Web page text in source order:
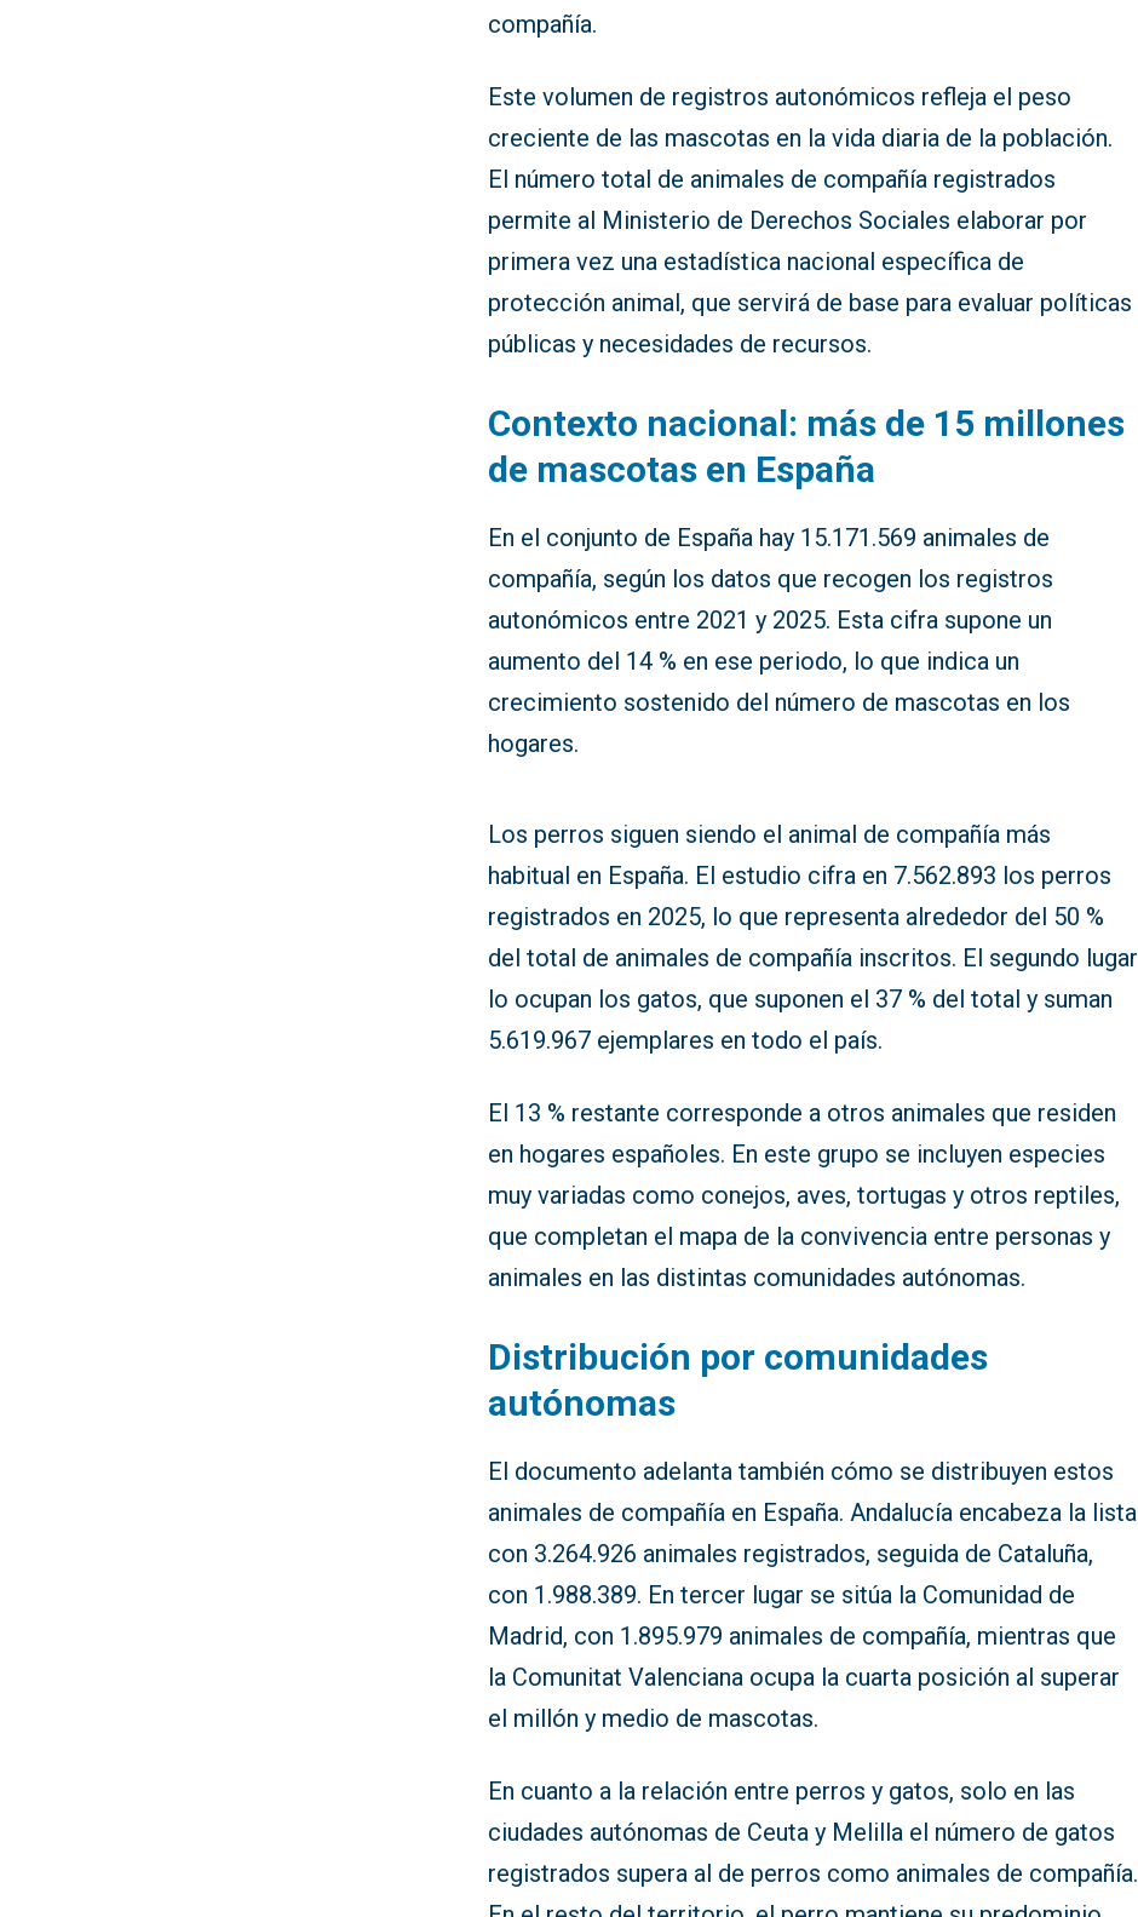
compañía.
Este volumen de registros autonómicos refleja el peso
creciente de las mascotas en la vida diaria de la población.
El número total de animales de compañía registrados
permite al Ministerio de Derechos Sociales elaborar por
primera vez una estadística nacional específica de
protección animal, que servirá de base para evaluar políticas
públicas y necesidades de recursos.
Contexto nacional: más de 15 millones
de mascotas en España
En el conjunto de España hay 15.171.569 animales de
compañía, según los datos que recogen los registros
autonómicos entre 2021 y 2025. Esta cifra supone un
aumento del 14 % en ese periodo, lo que indica un
crecimiento sostenido del número de mascotas en los
hogares.
Los perros siguen siendo el animal de compañía más
habitual en España. El estudio cifra en 7.562.893 los perros
registrados en 2025, lo que representa alrededor del 50 %
del total de animales de compañía inscritos. El segundo lugar
lo ocupan los gatos, que suponen el 37 % del total y suman
5.619.967 ejemplares en todo el país.
El 13 % restante corresponde a otros animales que residen
en hogares españoles. En este grupo se incluyen especies
muy variadas como conejos, aves, tortugas y otros reptiles,
que completan el mapa de la convivencia entre personas y
animales en las distintas comunidades autónomas.
Distribución por comunidades
autónomas
El documento adelanta también cómo se distribuyen estos
animales de compañía en España. Andalucía encabeza la lista
con 3.264.926 animales registrados, seguida de Cataluña,
con 1.988.389. En tercer lugar se sitúa la Comunidad de
Madrid, con 1.895.979 animales de compañía, mientras que
la Comunitat Valenciana ocupa la cuarta posición al superar
el millón y medio de mascotas.
En cuanto a la relación entre perros y gatos, solo en las
ciudades autónomas de Ceuta y Melilla el número de gatos
registrados supera al de perros como animales de compañía.